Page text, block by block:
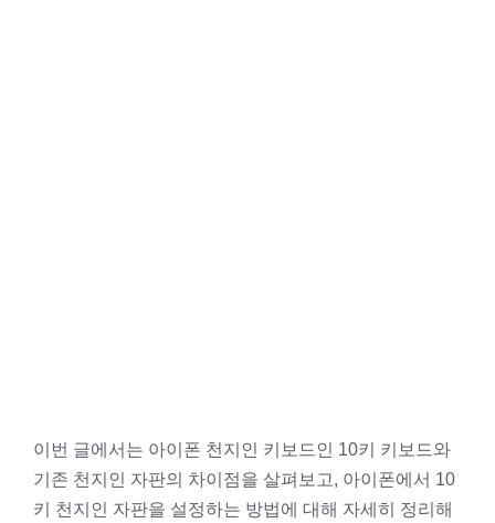
이번 글에서는 아이폰 천지인 키보드인 10키 키보드와
기존 천지인 자판의 차이점을 살펴보고, 아이폰에서 10
키 천지인 자판을 설정하는 방법에 대해 자세히 정리해